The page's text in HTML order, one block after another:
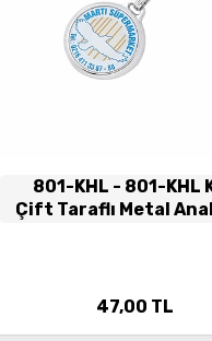
801-KHL - 801-KHL
Çift Taraflı Metal
47,00 TL